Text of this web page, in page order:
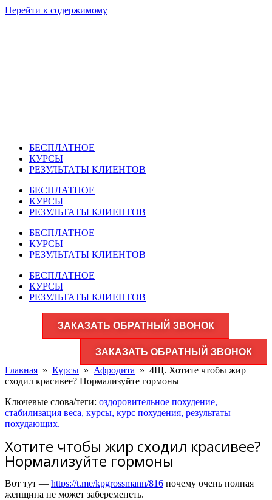
Перейти к содержимому
БЕСПЛАТНОЕ
КУРСЫ
РЕЗУЛЬТАТЫ КЛИЕНТОВ
БЕСПЛАТНОЕ
КУРСЫ
РЕЗУЛЬТАТЫ КЛИЕНТОВ
БЕСПЛАТНОЕ
КУРСЫ
РЕЗУЛЬТАТЫ КЛИЕНТОВ
БЕСПЛАТНОЕ
КУРСЫ
РЕЗУЛЬТАТЫ КЛИЕНТОВ
ЗАКАЗАТЬ ОБРАТНЫЙ ЗВОНОК
ЗАКАЗАТЬ ОБРАТНЫЙ ЗВОНОК
Главная » Курсы » Афродита » 4Щ. Хотите чтобы жир
сходил красивее? Нормализуйте гормоны
Ключевые слова/теги: оздоровительное похудение,
стабилизация веса, курсы, курс похудения, результаты
похудающих.
Хотите чтобы жир сходил красивее?
Нормализуйте гормоны
Вот тут — https://t.me/kpgrossmann/816 почему очень полная
женщина не может забеременеть.